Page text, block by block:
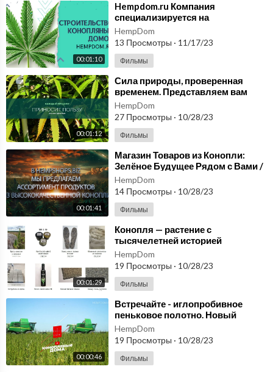
00:01:10
⁣Hempdom.ru Компания
специализируется на
строительстве конопляных
домов. Узнай больше о конопле
HempDom
13 Просмотры · 11/17/23
Фильмы
00:01:12
⁣Сила природы, проверенная
временем. Представляем вам
волокно из пеньки. hempshops
HempDom
27 Просмотры · 10/28/23
Фильмы
00:01:41
⁣Магазин Товаров из Конопли:
Зелёное Будущее Рядом с Вами /
hempshops.biz
HempDom
14 Просмотры · 10/28/23
Фильмы
00:01:29
⁣Конопля — растение с
тысячелетней историей
использования в различных
сферах жизни
человека/hempshops
HempDom
19 Просмотры · 10/28/23
Фильмы
00:00:46
⁣Встречайте - иглопробивное
пеньковое полотно. Новый
стандарт в мире нетканых
материалов! hempshops
HempDom
19 Просмотры · 10/28/23
Фильмы